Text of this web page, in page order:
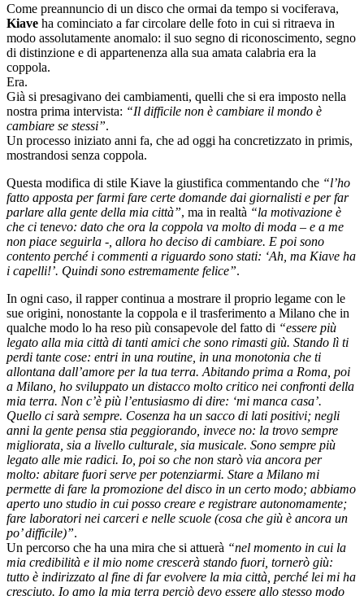
Come preannuncio di un disco che ormai da tempo si vociferava,
Kiave ha cominciato a far circolare delle foto in cui si ritraeva in
modo assolutamente anomalo: il suo segno di riconoscimento, segno
di distinzione e di appartenenza alla sua amata calabria era la
coppola.
Era.
Già si presagivano dei cambiamenti, quelli che si era imposto nella
nostra prima intervista: “Il difficile non è cambiare il mondo è
cambiare se stessi”.
Un processo iniziato anni fa, che ad oggi ha concretizzato in primis,
mostrandosi senza coppola.
Questa modifica di stile Kiave la giustifica commentando che “l’ho
fatto apposta per farmi fare certe domande dai giornalisti e per far
parlare alla gente della mia città”, ma in realtà “la motivazione è
che ci tenevo: dato che ora la coppola va molto di moda – e a me
non piace seguirla -, allora ho deciso di cambiare. E poi sono
contento perché i commenti a riguardo sono stati: ‘Ah, ma Kiave ha
i capelli!’. Quindi sono estremamente felice”.
In ogni caso, il rapper continua a mostrare il proprio legame con le
sue origini, nonostante la coppola e il trasferimento a Milano che in
qualche modo lo ha reso più consapevole del fatto di “essere più
legato alla mia città di tanti amici che sono rimasti giù. Stando lì ti
perdi tante cose: entri in una routine, in una monotonia che ti
allontana dall’amore per la tua terra. Abitando prima a Roma, poi
a Milano, ho sviluppato un distacco molto critico nei confronti della
mia terra. Non c’è più l’entusiasmo di dire: ‘mi manca casa’.
Quello ci sarà sempre. Cosenza ha un sacco di lati positivi; negli
anni la gente pensa stia peggiorando, invece no: la trovo sempre
migliorata, sia a livello culturale, sia musicale. Sono sempre più
legato alle mie radici. Io, poi so che non starò via ancora per
molto: abitare fuori serve per potenziarmi. Stare a Milano mi
permette di fare la promozione del disco in un certo modo; abbiamo
aperto uno studio in cui posso creare e registrare autonomamente;
fare laboratori nei carceri e nelle scuole (cosa che giù è ancora un
po’ difficile)”.
Un percorso che ha una mira che si attuerà “nel momento in cui la
mia credibilità e il mio nome crescerà stando fuori, tornerò giù:
tutto è indirizzato al fine di far evolvere la mia città, perché lei mi ha
cresciuto. Io amo la mia terra perciò devo essere allo stesso modo